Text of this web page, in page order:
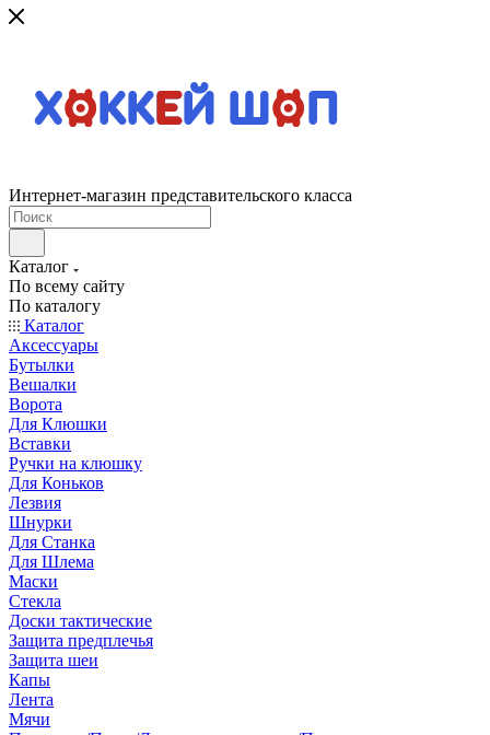
Интернет-магазин представительского класса
Каталог
По всему сайту
По каталогу
Каталог
Аксессуары
Бутылки
Вешалки
Ворота
Для Клюшки
Вставки
Ручки на клюшку
Для Коньков
Лезвия
Шнурки
Для Станка
Для Шлема
Маски
Стекла
Доски тактические
Защита предплечья
Защита шеи
Капы
Лента
Мячи